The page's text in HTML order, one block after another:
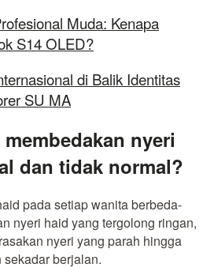
Muda: Kenapa
S14 OLED?
di Balik Identitas
SU MA
nyeri
dan tidak normal?
pada setiap wanita berbeda-
nyeri haid yang tergolong ringan,
nyeri yang parah hingga
berjalan.